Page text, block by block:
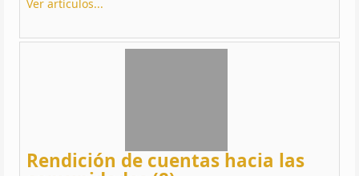
Ver artículos...
Rendición de cuentas hacia las